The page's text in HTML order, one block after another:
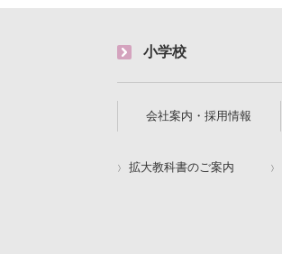
小学校
会社案内・採用情報
拡大教科書のご案内